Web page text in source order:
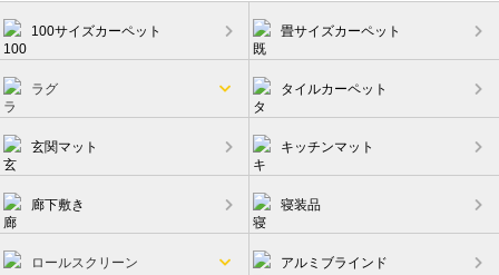
100サイズカーペット 畳サイズカーペット
ラグ タイルカーペット
玄関マット キッチンマット
廊下敷き 寝装品
ロールスクリーン アルミブラインド